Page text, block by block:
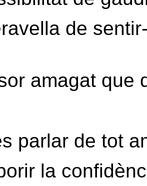
de
amagat que
parlar de tot
la